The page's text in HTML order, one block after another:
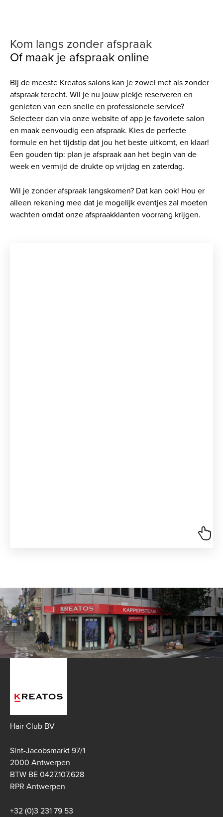
Kom langs zonder afspraak
Of maak je afspraak online
Bij de meeste Kreatos salons kan je zowel met als zonder
afspraak terecht. Wil je nu jouw plekje reserveren en
genieten van een snelle en professionele service?
Selecteer dan via onze website of app je favoriete salon
en maak eenvoudig een afspraak. Kies de perfecte
formule en het tijdstip dat jou het beste uitkomt, en klaar!
Een gouden tip: plan je afspraak aan het begin van de
week en vermijd de drukte op vrijdag en zaterdag.
Wil je zonder afspraak langskomen? Dat kan ook! Hou er
alleen rekening mee dat je mogelijk eventjes zal moeten
wachten omdat onze afspraakklanten voorrang krijgen.
Hair Club BV
Sint-Jacobsmarkt 97/1
2000 Antwerpen
BTW BE 0427.107.628
RPR Antwerpen
+32 (0)3 231 79 53